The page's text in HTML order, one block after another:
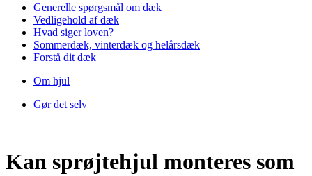
Generelle spørgsmål om dæk
Vedligehold af dæk
Hvad siger loven?
Sommerdæk, vinterdæk og helårsdæk
Forstå dit dæk
Om hjul
Gør det selv
Kan sprøjtehjul monteres som